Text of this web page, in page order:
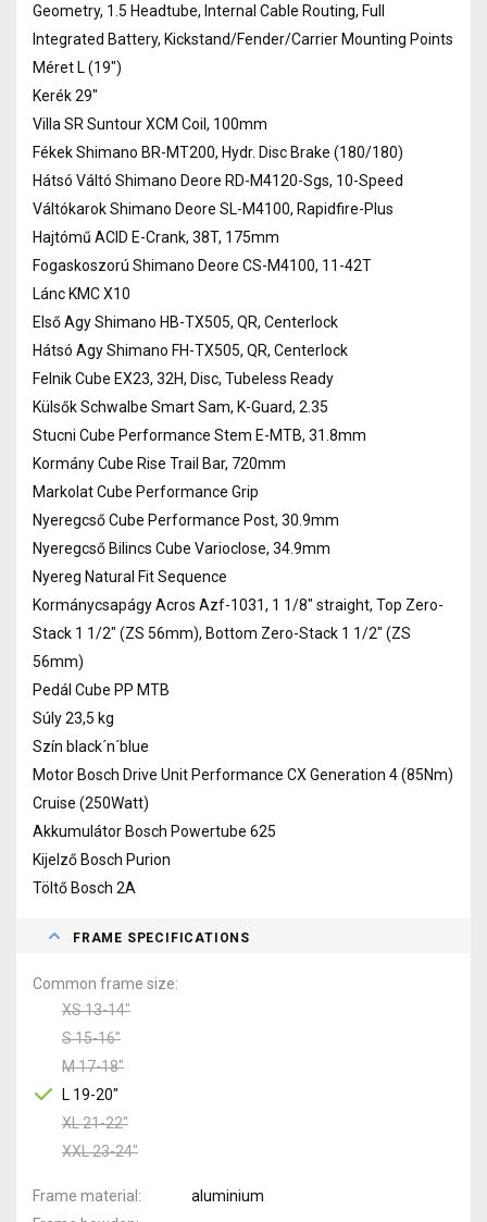
Geometry, 1.5 Headtube, Internal Cable Routing, Full
Integrated Battery, Kickstand/Fender/Carrier Mounting Points
Méret L (19")
Kerék 29"
Villa SR Suntour XCM Coil, 100mm
Fékek Shimano BR-MT200, Hydr. Disc Brake (180/180)
Hátsó Váltó Shimano Deore RD-M4120-Sgs, 10-Speed
Váltókarok Shimano Deore SL-M4100, Rapidfire-Plus
Hajtómű ACID E-Crank, 38T, 175mm
Fogaskoszorú Shimano Deore CS-M4100, 11-42T
Lánc KMC X10
Első Agy Shimano HB-TX505, QR, Centerlock
Hátsó Agy Shimano FH-TX505, QR, Centerlock
Felnik Cube EX23, 32H, Disc, Tubeless Ready
Külsők Schwalbe Smart Sam, K-Guard, 2.35
Stucni Cube Performance Stem E-MTB, 31.8mm
Kormány Cube Rise Trail Bar, 720mm
Markolat Cube Performance Grip
Nyeregcső Cube Performance Post, 30.9mm
Nyeregcső Bilincs Cube Varioclose, 34.9mm
Nyereg Natural Fit Sequence
Kormánycsapágy Acros Azf-1031, 1 1/8" straight, Top Zero-
Stack 1 1/2" (ZS 56mm), Bottom Zero-Stack 1 1/2" (ZS
56mm)
Pedál Cube PP MTB
Súly 23,5 kg
Szín black´n´blue
Motor Bosch Drive Unit Performance CX Generation 4 (85Nm)
Cruise (250Watt)
Akkumulátor Bosch Powertube 625
Kijelző Bosch Purion
Töltő Bosch 2A
FRAME SPECIFICATIONS
Common frame size
XS 13-14"
S 15-16"
M 17-18"
L 19-20"
XL 21-22"
XXL 23-24"
Frame material
aluminium